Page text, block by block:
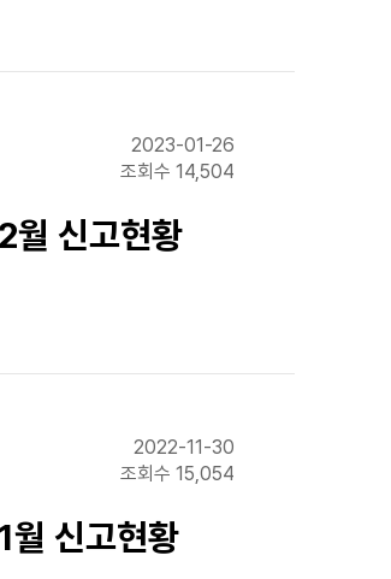
2023-01-26
조회수 14,504
월 신고현황
2022-11-30
조회수 15,054
월 신고현황